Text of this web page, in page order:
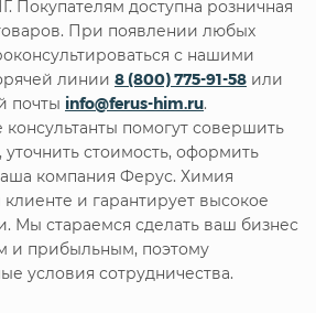
Покупателям доступна розничная
При появлении любых
с нашими
линии 8 (800) 775-91-58 или
почты info@ferus-him.ru.
помогут совершить
стоимость, оформить
компания Ферус. Химия
и гарантирует высокое
Мы стараемся сделать ваш бизнес
и прибыльным, поэтому
условия сотрудничества.